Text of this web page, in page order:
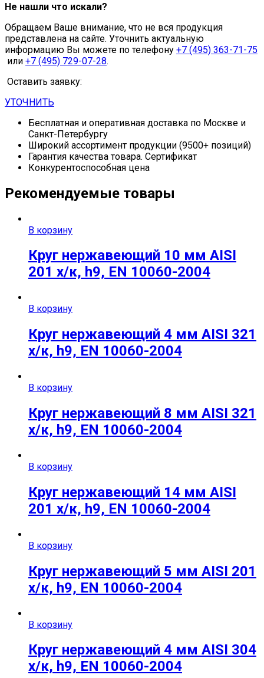
Не нашли что искали?
Обращаем Ваше внимание, что не вся продукция
представлена на сайте. Уточнить актуальную
информацию Вы можете по телефону +7 (495) 363-71-75
или +7 (495) 729-07-28.
Оставить заявку:
УТОЧНИТЬ
Бесплатная и оперативная доставка по Москве и
Санкт-Петербургу
Широкий ассортимент продукции (9500+ позиций)
Гарантия качества товара. Сертификат
Конкурентоспособная цена
Рекомендуемые товары
В корзину
Круг нержавеющий 10 мм AISI
201 х/к, h9, EN 10060-2004
В корзину
Круг нержавеющий 4 мм AISI 321
х/к, h9, EN 10060-2004
В корзину
Круг нержавеющий 8 мм AISI 321
х/к, h9, EN 10060-2004
В корзину
Круг нержавеющий 14 мм AISI
201 х/к, h9, EN 10060-2004
В корзину
Круг нержавеющий 5 мм AISI 201
х/к, h9, EN 10060-2004
В корзину
Круг нержавеющий 4 мм AISI 304
х/к, h9, EN 10060-2004